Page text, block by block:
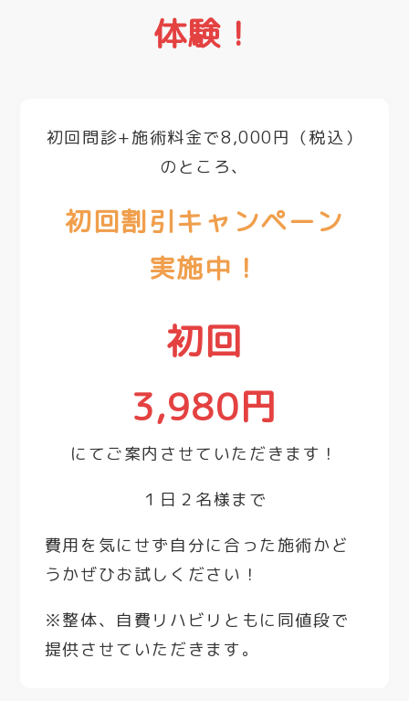
体験！
初回問診+施術料金で8,000円（税込）
のところ、
初回割引キャンペーン
実施中！
初回
3,980円
にてご案内させていただきます！
１日２名様まで
費用を気にせず自分に合った施術かど
うかぜひお試しください！
※整体、自費リハビリともに同値段で
提供させていただきます。